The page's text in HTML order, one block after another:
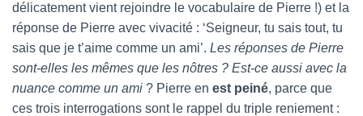
délicatement vient rejoindre le vocabulaire de Pierre !) et la
réponse de Pierre avec vivacité : ‘Seigneur, tu sais tout, tu
sais que je t’aime comme un ami’. Les réponses de Pierre
sont-elles les mêmes que les nôtres ? Est-ce aussi avec la
nuance comme un ami ? Pierre en est peiné, parce que
ces trois interrogations sont le rappel du triple reniement :